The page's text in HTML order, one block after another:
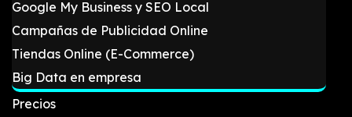
Google My Business y SEO Local
Campañas de Publicidad Online
Tiendas Online (E-Commerce)
Big Data en empresa
Precios